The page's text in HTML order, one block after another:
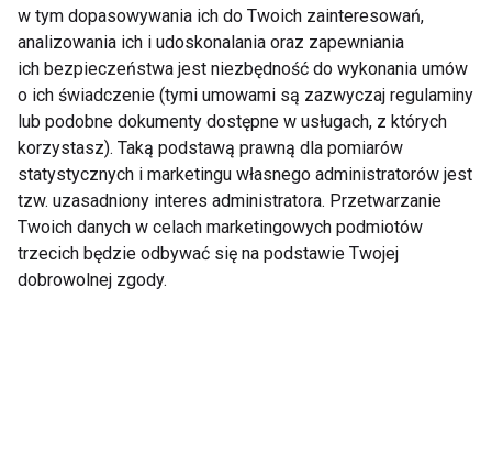
TOP 5 przepisów na fit
desery z jagodami –
zdrowo, sezonowo i
bez wyrzutów
sumienia
Jesz „jak ptaszek”, a
waga stoi? Ukryte
kalorie, które sabotują
Twoją dietę
5 pomysłów na
zdrowe dania z dyni
Zdrowe śniadanie do
w tym dopasowywania ich do Twoich zainteresowań,
analizowania ich i udoskonalania oraz zapewniania
ich bezpieczeństwa jest niezbędność do wykonania umów
o ich świadczenie (tymi umowami są zazwyczaj regulaminy
lub podobne dokumenty dostępne w usługach, z których
korzystasz). Taką podstawą prawną dla pomiarów
statystycznych i marketingu własnego administratorów jest
tzw. uzasadniony interes administratora. Przetwarzanie
Twoich danych w celach marketingowych podmiotów
trzecich będzie odbywać się na podstawie Twojej
dobrowolnej zgody.